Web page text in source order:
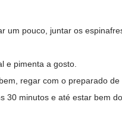
um pouco, juntar os
e pimenta a gosto.
regar com o preparado
30 minutos e até estar bem